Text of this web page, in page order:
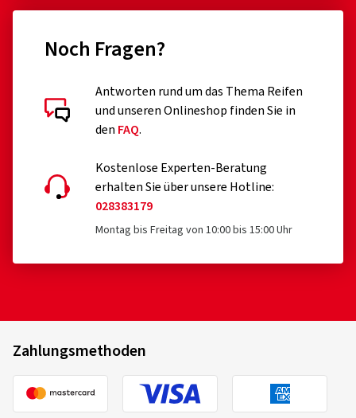
Noch Fragen?
Antworten rund um das Thema Reifen
und unseren Onlineshop finden Sie in
den FAQ.
Kostenlose Experten-Beratung
erhalten Sie über unsere Hotline:
028383179
Montag bis Freitag von 10:00 bis 15:00 Uhr
Zahlungsmethoden